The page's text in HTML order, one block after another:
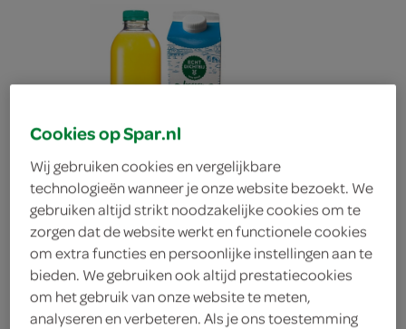
Cookies op Spar.nl
Wij gebruiken cookies en vergelijkbare
technologieën wanneer je onze website bezoekt. We
gebruiken altijd strikt noodzakelijke cookies om te
zorgen dat de website werkt en functionele cookies
om extra functies en persoonlijke instellingen aan te
bieden. We gebruiken ook altijd prestatiecookies
om het gebruik van onze website te meten,
analyseren en verbeteren. Als je ons toestemming